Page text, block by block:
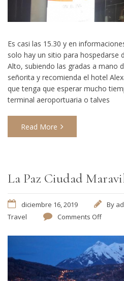
Es casi las 15.30 y en
solo hay un sitio para hospedarse
Alto, subiendo las gradas a mano
señorita y recomienda el hotel
que tenga que esperar mucho
terminal aeroportuaria o talves
Read More
La Paz Ciudad
diciembre 16, 2019 By
Travel
Comments Off